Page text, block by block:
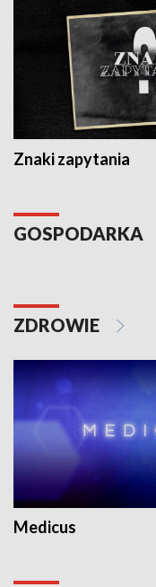
Znaki zapytania
GOSPODARKA
ZDROWIE
Medicus